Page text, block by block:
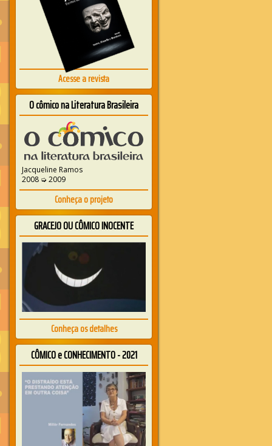
Acesse a revista
O cômico na Literatura Brasileira
Jacqueline Ramos
2008 ➭ 2009
Conheça o projeto
GRACEJO OU CÔMICO INOCENTE
Conheça os detalhes
CÔMICO e CONHECIMENTO - 2021